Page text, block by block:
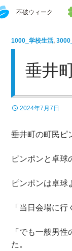
コンテンツへスキップ
不破ウィーク
1000_学校生活,
垂井
2024年7月7日
垂井町の町民ピ
ピンポンと卓球
ピンポンは卓球
「当日会場に
「でも一般男
た。